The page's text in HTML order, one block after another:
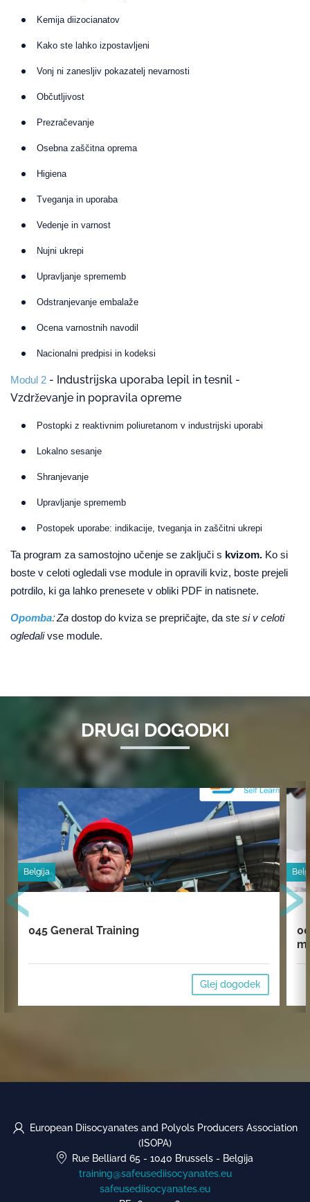
Kemija diizocianatov
Kako ste lahko izpostavljeni
Vonj ni zanesljiv pokazatelj nevarnosti
Občutljivost
Prezračevanje
Osebna zaščitna oprema
Higiena
Tveganja in uporaba
Vedenje in varnost
Nujni ukrepi
Upravljanje sprememb
Odstranjevanje embalaže
Ocena varnostnih navodil
Nacionalni predpisi in kodeksi
Modul 2 - Industrijska uporaba lepil in tesnil -
Vzdrževanje in popravila opreme
Postopki z reaktivnim poliuretanom v industrijski uporabi
Lokalno sesanje
Shranjevanje
Upravljanje sprememb
Postopek uporabe: indikacije, tveganja in zaščitni ukrepi
Ta program za samostojno učenje se zaključi s kvizom. Ko si
boste v celoti ogledali vse module in opravili kviz, boste prejeli
potrdilo, ki ga lahko prenesete v obliki PDF in natisnete.
Opomba:Za dostop do kviza se prepričajte, da ste si v celoti
ogledalivse module.
DRUGI DOGODKI
Belgija
045 General Training
Glej dogodek
‹ ›
European Diisocyanates and Polyols Producers Association
(ISOPA)
Rue Belliard 65 - 1040 Brussels - Belgija
training@safeusediisocyanates.eu
safeusediisocyanates.eu